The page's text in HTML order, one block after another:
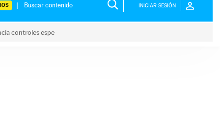
INICIAR SESIÓN
controles espe